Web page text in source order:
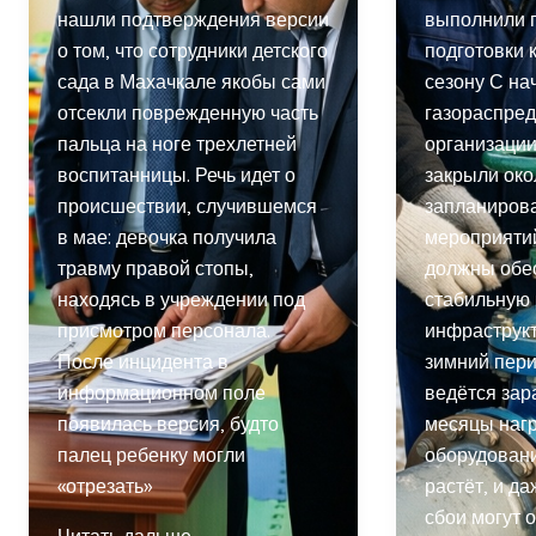
нашли подтверждения версии
о том, что сотрудники детского
сада в Махачкале якобы сами
отсекли поврежденную часть
пальца на ноге трехлетней
воспитанницы. Речь идет о
происшествии, случившемся
в мае: девочка получила
травму правой стопы,
находясь в учреждении под
присмотром персонала.
После инцидента в
информационном поле
появилась версия, будто
палец ребенку могли
«отрезать»
выполнили
подготовки
сезону С
закрыли
должны
стабильную
зимний
ведётся
месяцы
растёт, и
сбои могут